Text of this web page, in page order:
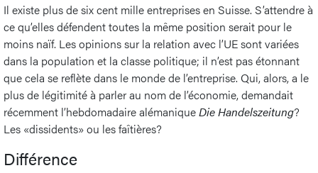
Il existe plus de six cent mille entreprises en Suisse. S’attendre à
ce qu’elles défendent toutes la même position serait pour le
moins naïf. Les opinions sur la relation avec l’UE sont variées
dans la population et la classe politique; il n’est pas étonnant
que cela se reflète dans le monde de l’entreprise. Qui, alors, a le
plus de légitimité à parler au nom de l’économie, demandait
récemment l’hebdomadaire alémaniqueDie Handelszeitung?
Les «dissidents» ou les faîtières?
Différence